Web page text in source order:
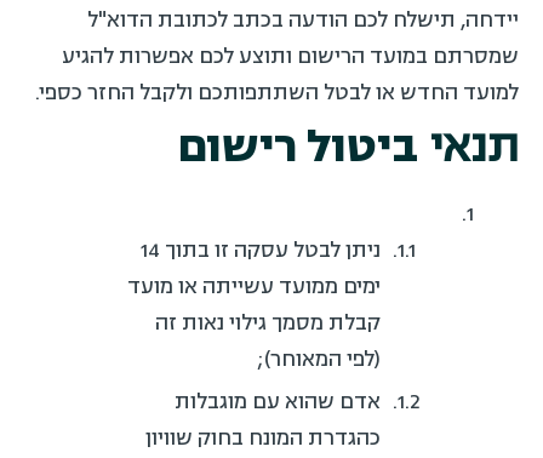
יידחה, תישלח לכם הודעה בכתב לכתובת הדוא"ל
שמסרתם במועד הרישום ותוצע לכם אפשרות להגיע
למועד החדש או לבטל השתתפותכם ולקבל החזר כספי.
תנאי ביטול רישום
ניתן לבטל עסקה זו בתוך 14
ימים ממועד עשייתה או מועד
קבלת מסמך גילוי נאות זה
(לפי המאוחר);
אדם שהוא עם מוגבלות
כהגדרת המונח בחוק שוויון